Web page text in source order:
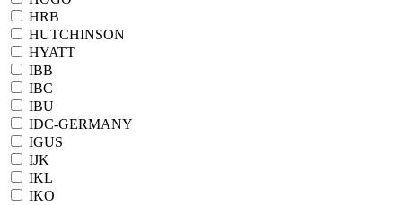
HRB
HUTCHINSON
HYATT
IBB
IBC
IBU
IDC-GERMANY
IGUS
IJK
IKL
IKO